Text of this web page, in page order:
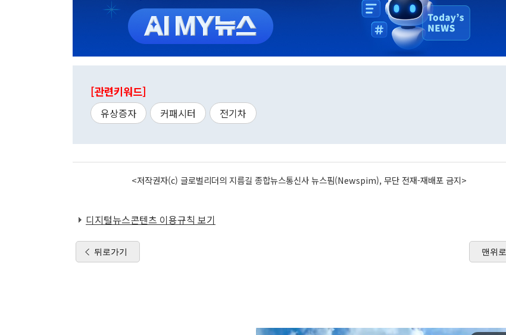
[관련키워드]
유상증자 커패시터 전기차
<저작권자(c) 글로벌리더의 지름길 종합뉴스통신사 뉴스핌(Newspim), 무단 전재-재배포 금지>
디지털뉴스콘텐츠 이용규칙 보기
뒤로가기 맨위로